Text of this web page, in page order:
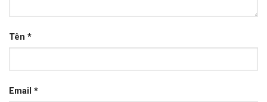
Tên *
Email *